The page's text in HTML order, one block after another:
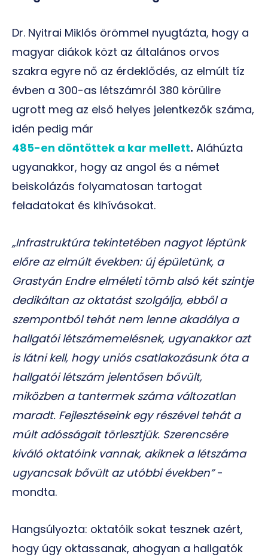
Dr. Nyitrai Miklós örömmel nyugtázta, hogy a
magyar diákok közt az általános orvos
szakra egyre nő az érdeklődés, az elmúlt tíz
évben a 300-as létszámról 380 körülire
ugrott meg az első helyes jelentkezők száma,
idén pedig már
485-en döntöttek a kar mellett. Aláhúzta
ugyanakkor, hogy az angol és a német
beiskolázás folyamatosan tartogat
feladatokat és kihívásokat.
„Infrastruktúra tekintetében nagyot léptünk
előre az elmúlt években: új épületünk, a
Grastyán Endre elméleti tömb alsó két szintje
dedikáltan az oktatást szolgálja, ebből a
szempontból tehát nem lenne akadálya a
hallgatói létszámemelésnek, ugyanakkor azt
is látni kell, hogy uniós csatlakozásunk óta a
hallgatói létszám jelentősen bővült,
miközben a tantermek száma változatlan
maradt. Fejlesztéseink egy részével tehát a
múlt adósságait törlesztjük. Szerencsére
kiváló oktatóink vannak, akiknek a létszáma
ugyancsak bővült az utóbbi években”-
mondta.
Hangsúlyozta: oktatóik sokat tesznek azért,
hogy úgy oktassanak, ahogyan a hallgatók